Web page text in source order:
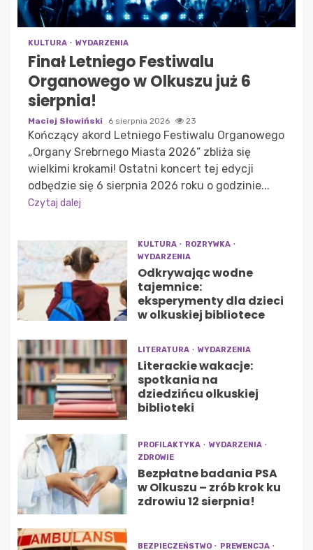
KULTURA WYDARZENIA
Finał Letniego Festiwalu
Organowego w Olkuszu już 6
sierpnia!
Maciej Słowiński 6 sierpnia 2026 23
Kończący akord Letniego Festiwalu Organowego
„Organy Srebrnego Miasta 2026” zbliża się
wielkimi krokami! Ostatni koncert tej edycji
odbędzie się 6 sierpnia 2026 roku o godzinie...
Czytaj dalej
KULTURA
ROZRYWKA
WYDARZENIA
Odkrywając wodne
tajemnice:
eksperymenty dla dzieci
w olkuskiej bibliotece
LITERATURA WYDARZENIA
Literackie wakacje:
spotkania na
dziedzińcu olkuskiej
biblioteki
PROFILAKTYKA
WYDARZENIA
ZDROWIE
Bezpłatne badania PSA
w Olkuszu – zrób krok ku
zdrowiu 12 sierpnia!
BEZPIECZEŃSTWO PREWENCJA